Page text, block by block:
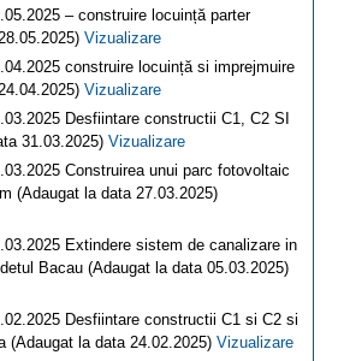
– construire locuință parter
Vizualizare
construire locuință si imprejmuire
Vizualizare
Desfiintare constructii C1, C2 SI
31.03.2025) Vizualizare
Construirea unui parc fotovoltaic
(Adaugat la data 27.03.2025)
Extindere sistem de canalizare in
Bacau (Adaugat la data 05.03.2025)
Desfiintare constructii C1 si C2 si
(Adaugat la data 24.02.2025) Vizualizare